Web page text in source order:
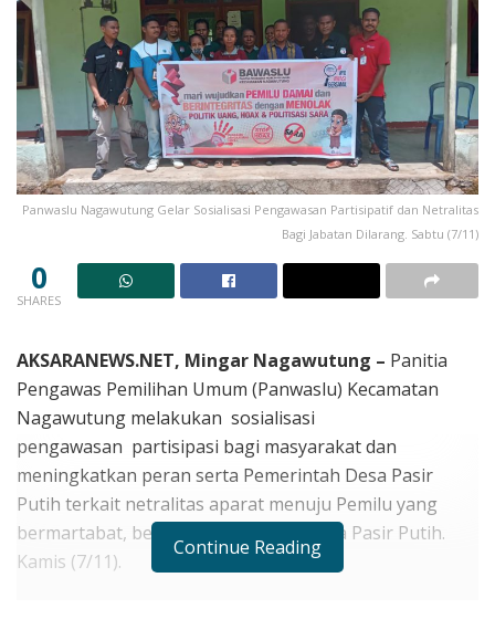
Panwaslu Nagawutung Gelar Sosialisasi Pengawasan Partisipatif dan Netralitas
Bagi Jabatan Dilarang. Sabtu (7/11)
0
SHARES
AKSARANEWS.NET, Mingar Nagawutung – Panitia
Pengawas Pemilihan Umum (Panwaslu) Kecamatan
Nagawutung melakukan sosialisasi
pengawasan partisipasi bagi masyarakat dan
meningkatkan peran serta Pemerintah Desa Pasir
Putih terkait netralitas aparat menuju Pemilu yang
bermartabat, bertempat di Kantor Desa Pasir Putih.
Kamis (7/11).
Continue Reading